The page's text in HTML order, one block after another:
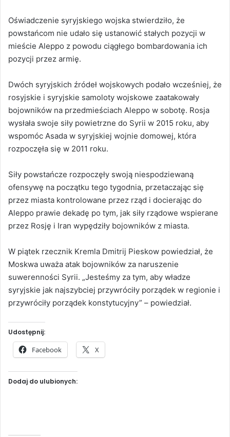
Oświadczenie syryjskiego wojska stwierdziło, że
powstańcom nie udało się ustanowić stałych pozycji w
mieście Aleppo z powodu ciągłego bombardowania ich
pozycji przez armię.
Dwóch syryjskich źródeł wojskowych podało wcześniej, że
rosyjskie i syryjskie samoloty wojskowe zaatakowały
bojowników na przedmieściach Aleppo w sobotę. Rosja
wysłała swoje siły powietrzne do Syrii w 2015 roku, aby
wspomóc Asada w syryjskiej wojnie domowej, która
rozpoczęła się w 2011 roku.
Siły powstańcze rozpoczęły swoją niespodziewaną
ofensywę na początku tego tygodnia, przetaczając się
przez miasta kontrolowane przez rząd i docierając do
Aleppo prawie dekadę po tym, jak siły rządowe wspierane
przez Rosję i Iran wypędziły bojowników z miasta.
W piątek rzecznik Kremla Dmitrij Pieskow powiedział, że
Moskwa uważa atak bojowników za naruszenie
suwerenności Syrii. „Jesteśmy za tym, aby władze
syryjskie jak najszybciej przywróciły porządek w regionie i
przywróciły porządek konstytucyjny” – powiedział.
Udostępnij:
Facebook X
Dodaj do ulubionych: